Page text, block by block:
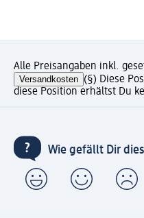
Alle Preisangaben inkl.
Versandkosten (§) Diese
diese Position erhältst Du
Wie gefällt Dir